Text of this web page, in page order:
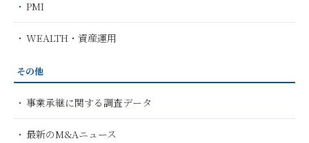
PMI
WEALTH・資産運用
その他
事業承継に関する調査データ
最新のM&Aニュース